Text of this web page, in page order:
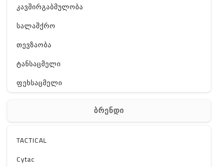
კავშირგაბმულობა
სალაშქრო
თევზაობა
ტანსაცმელი
ფეხსაცმელი
სხვა
Off-Road
ბრენდი
TACTICAL
Cytac